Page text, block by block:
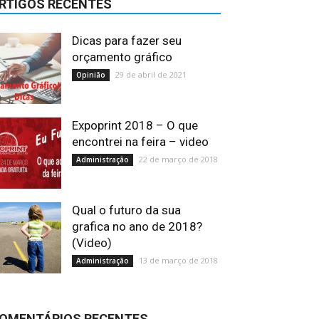
RECENTES
Dicas para fazer seu
orçamento gráfico
Opinião 29 de abril de 2021
Expoprint 2018 – O que
encontrei na feira – video
Administração 22 de março de 2018
Qual o futuro da sua
grafica no ano de 2018?
(Video)
Administração 13 de março de 2018